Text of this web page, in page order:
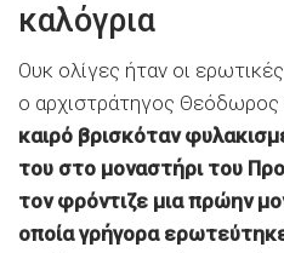
καλόγρια
Ουκ ολίγες ήταν οι
ο αρχιστράτηγος
καιρό βρισκόταν
του στο μοναστήρι του
τον φρόντιζε μια πρώην
οποία γρήγορα